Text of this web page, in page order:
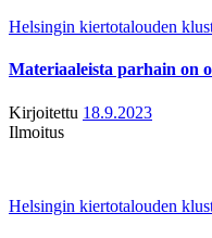
Helsingin kiertotalouden
Materiaaleista parhain on
Kirjoitettu 18.9.2023
Ilmoitus
Helsingin kiertotalouden